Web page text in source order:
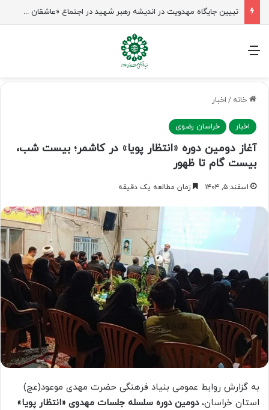
منو
خانه / اخبار
اخبار خراسان رضوی
آغاز دومین دوره «انتظار پویا» در کاشمر؛ بیست شب،
بیست گام تا ظهور
اسفند ۵, ۱۴۰۴ زمان مطالعه یک دقیقه
به گزارش روابط عمومی بنیاد فرهنگی حضرت مهدی موعود(عج)
استان خراسان،دومین دوره سلسله جلسات مهدوی «انتظار پویا»